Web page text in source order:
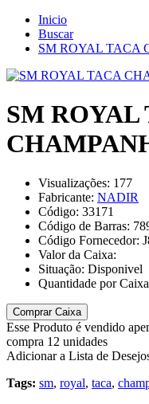
Inicio
Buscar
SM ROYAL TACA
SM ROYAL
Visualizações: 177
Fabricante: NADIR
Código: 33171
Código de Barras:
Código Fornecedor:
Valor da Caixa:
Situação: Disponivel
Quantidade por
Comprar Caixa
Esse Produto é vendido
compra 12 unidades
Adicionar a Lista de
Tags: sm, royal, taca,